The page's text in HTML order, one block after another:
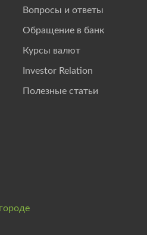
Вопросы и ответы
Обращение в банк
Курсы валют
Investor Relation
Полезные статьи
городе